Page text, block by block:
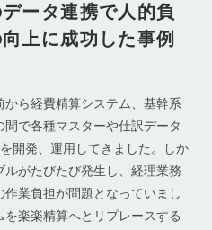
ータ連携で人的負
上に成功した事例
ら経費精算システム、基幹系
で各種マスターや仕訳データ
開発、運用してきました。しか
がたびたび発生し、経理業務
業負担が問題となっていまし
楽楽精算へとリプレースする